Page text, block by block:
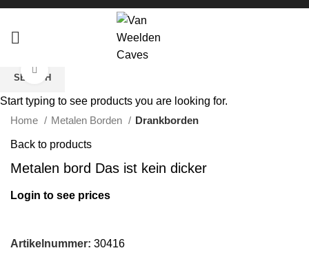
Home Metalen Borden Drankborden
Back to products
Metalen bord Das ist kein dicker
Login to see prices
Artikelnummer: 30416
SEARCH
Start typing to see products you are looking for.